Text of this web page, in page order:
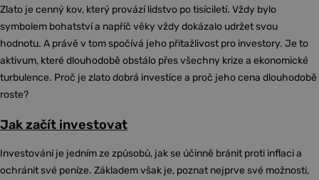
Zlato je cenný kov, který provází lidstvo po tisíciletí. Vždy bylo
symbolem bohatství a napříč věky vždy dokázalo udržet svou
hodnotu. A právě v tom spočívá jeho přitažlivost pro investory. Je to
aktivum, které dlouhodobě obstálo přes všechny krize a ekonomické
turbulence. Proč je zlato dobrá investice a proč jeho cena dlouhodobě
roste?
Jak začít investovat
Investování je jedním ze způsobů, jak se účinně bránit proti inflaci a
ochránit své peníze. Základem však je, poznat nejprve své možnosti,